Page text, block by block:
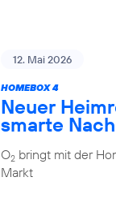
12. Mai 2026
HOMEBOX 4
Neuer
smarte
O2 bringt mit der
Markt